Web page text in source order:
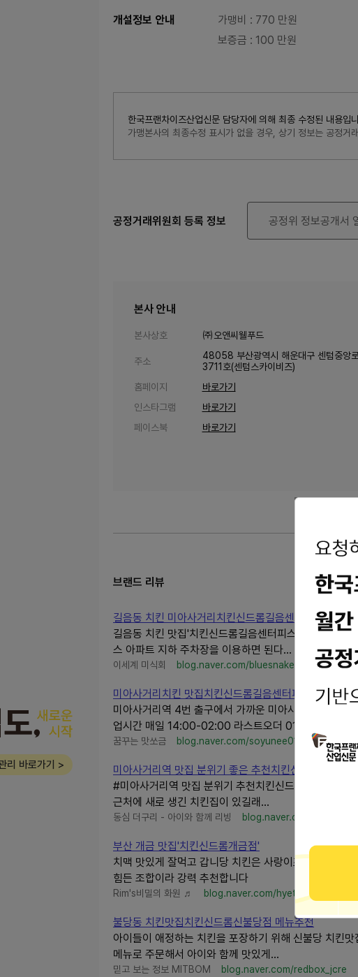
개설정보 안내 가맹비 : 770 만원
보증금 : 100 만원
한국프랜차이즈산업신문 담당자에 의해 최종 수정된 내
가맹본사의 최종수정 표시가 없을 경우, 상기 정보는 공정거
공정거래위원회 등록 정보 공정위 정보공개서
본사 안내
본사상호 ㈜오앤씨웰푸드
주소
48058 부산광역시 해운대구 센텀중앙
3711호(센텀스카이비즈)
홈페이지
바로가기
인스타그램
바로가기
페이스북
바로가기
브랜드 리뷰
길음동 치킨 미아사거리치킨신드롬길음센터피스점
길음동 치킨 맛집'치킨신드롬길음센터피스점'은 지하
스 아파트 지하 주차장을 이용하면 된다...
이세계 미식회 blog.naver.com/bluesnake_
미아사거리치킨 맛집치킨신드롬길음센터피스점 추억의
미아사거리역 4번 출구에서 가까운 미아사거리치킨 맛
업시간 매일 14:00-02:00 라스트오더 01:00 포장...
꿈꾸는 맛쏘금 blog.naver.com/soyunee0124
미아사거리역 맛집 분위기 좋은 추천치킨신드롬
#미아사거리역 맛집 분위기 추천치킨신드롬길음센터
근처에 새로 생긴 치킨집이 있길래...
동심 더구리 - 아이와 함께 리빙 blog.naver.com/duck097
부산 개금 맛집'치킨신드롬개금점'
치맥 맛있게 잘먹고 갑니당 치킨은 사랑이죠치킨신드
힘든 조합이라 강력 추천합니다
Rim's비밀의 화원 ♬ blog.naver.com/hyetu_
불당동 치킨맛집치킨신드롬신불당점 메뉴추천
아이들이 애정하는 치킨을 포장하기 위해 신불당 치킨
메뉴로 주문해서 아이와 함께 맛있게...
믿고 보는 정보 MITBOM blog.naver.com/redbox_jcre
리 바로가기 >